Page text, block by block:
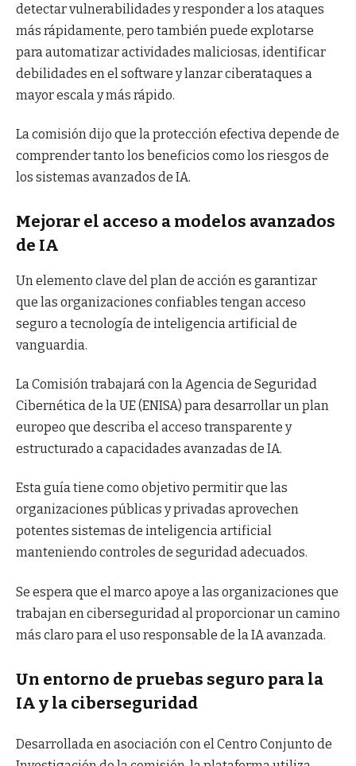
detectar vulnerabilidades y responder a los ataques
más rápidamente, pero también puede explotarse
para automatizar actividades maliciosas, identificar
debilidades en el software y lanzar ciberataques a
mayor escala y más rápido.
La comisión dijo que la protección efectiva depende de
comprender tanto los beneficios como los riesgos de
los sistemas avanzados de IA.
Mejorar el acceso a modelos avanzados
de IA
Un elemento clave del plan de acción es garantizar
que las organizaciones confiables tengan acceso
seguro a tecnología de inteligencia artificial de
vanguardia.
La Comisión trabajará con la Agencia de Seguridad
Cibernética de la UE (ENISA) para desarrollar un plan
europeo que describa el acceso transparente y
estructurado a capacidades avanzadas de IA.
Esta guía tiene como objetivo permitir que las
organizaciones públicas y privadas aprovechen
potentes sistemas de inteligencia artificial
manteniendo controles de seguridad adecuados.
Se espera que el marco apoye a las organizaciones que
trabajan en ciberseguridad al proporcionar un camino
más claro para el uso responsable de la IA avanzada.
Un entorno de pruebas seguro para la
IA y la ciberseguridad
Desarrollada en asociación con el Centro Conjunto de